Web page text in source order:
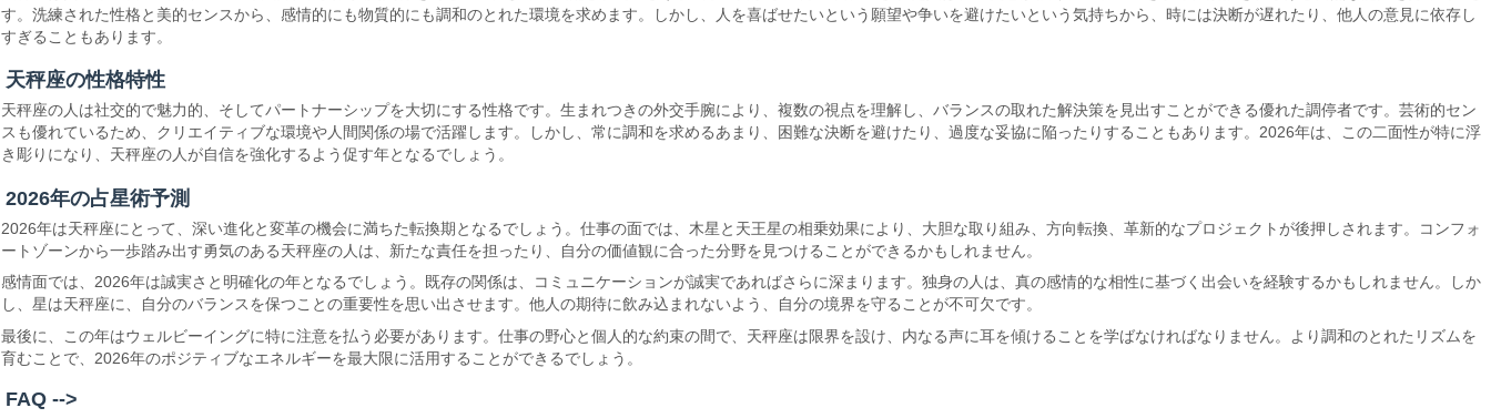
す。洗練された性格と美的センスから、感情的にも物質的にも調和のとれた環境を求めます。しかし、人を喜ばせたいという願望や争いを避けたいという気持ちから、時には決断が遅れたり、他人の意見に依存し
すぎることもあります。
天秤座の性格特性
天秤座の人は社交的で魅力的、そしてパートナーシップを大切にする性格です。生まれつきの外交手腕により、複数の視点を理解し、バランスの取れた解決策を見出すことができる優れた調停者です。芸術的セン
スも優れているため、クリエイティブな環境や人間関係の場で活躍します。しかし、常に調和を求めるあまり、困難な決断を避けたり、過度な妥協に陥ったりすることもあります。2026年は、この二面性が特に浮
き彫りになり、天秤座の人が自信を強化するよう促す年となるでしょう。
2026年の占星術予測
2026年は天秤座にとって、深い進化と変革の機会に満ちた転換期となるでしょう。仕事の面では、木星と天王星の相乗効果により、大胆な取り組み、方向転換、革新的なプロジェクトが後押しされます。コンフォ
ートゾーンから一歩踏み出す勇気のある天秤座の人は、新たな責任を担ったり、自分の価値観に合った分野を見つけることができるかもしれません。
感情面では、2026年は誠実さと明確化の年となるでしょう。既存の関係は、コミュニケーションが誠実であればさらに深まります。独身の人は、真の感情的な相性に基づく出会いを経験するかもしれません。しか
し、星は天秤座に、自分のバランスを保つことの重要性を思い出させます。他人の期待に飲み込まれないよう、自分の境界を守ることが不可欠です。
最後に、この年はウェルビーイングに特に注意を払う必要があります。仕事の野心と個人的な約束の間で、天秤座は限界を設け、内なる声に耳を傾けることを学ばなければなりません。より調和のとれたリズムを
育むことで、2026年のポジティブなエネルギーを最大限に活用することができるでしょう。
FAQ -->